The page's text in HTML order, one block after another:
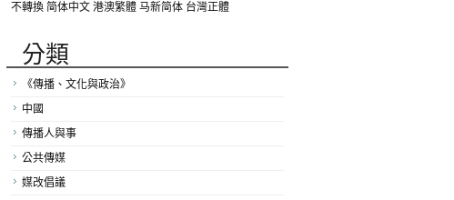
不轉換 简体中文 港澳繁體 马新简体 台灣正體
分類
《傳播、文化與政治》
中國
傳播人與事
公共傳媒
媒改倡議